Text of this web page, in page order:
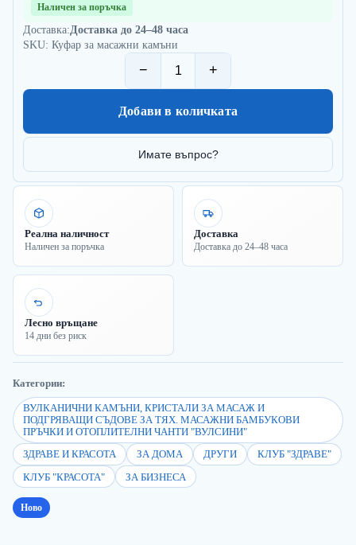
Наличен за поръчка
Доставка:Доставка до 24–48 часа
SKU: Куфар за масажни камъни
− +
Добави в количката
Имате въпрос?
Реална наличност
Наличен за поръчка
Доставка
Доставка до 24–48 часа
Лесно връщане
14 дни без риск
Категории:
ВУЛКАНИЧНИ КАМЪНИ, КРИСТАЛИ ЗА МАСАЖ И
ПОДГРЯВАЩИ СЪДОВЕ ЗА ТЯХ. МАСАЖНИ БАМБУКОВИ
ПРЪЧКИ И ОТОПЛИТЕЛНИ ЧАНТИ "ВУЛСИНИ"
ЗДРАВЕ И КРАСОТА
ЗА ДОМА ДРУГИ
КЛУБ "ЗДРАВЕ"
КЛУБ "КРАСОТА"
ЗА БИЗНЕСА
Ново